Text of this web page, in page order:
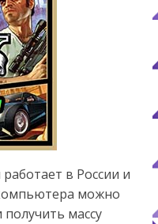
в России и
можно
получить массу